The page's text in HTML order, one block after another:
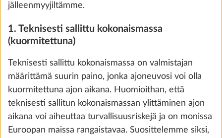
Lisää
jälleenmyyjiltämme.
1. Teknisesti sallittu kokonaismassa
(kuormitettuna)
Teknisesti sallittu kokonaismassa on valmistajan
määrittämä suurin paino, jonka ajoneuvosi voi olla
kuormitettuna ajon aikana. Huomioithan, että
teknisesti sallitun kokonaismassan ylittäminen ajon
aikana voi aiheuttaa turvallisuusriskejä ja on monissa
Euroopan maissa rangaistavaa. Suosittelemme siksi,